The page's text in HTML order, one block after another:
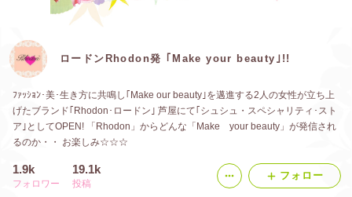
ロードンRhodon発 ｢Make your beauty｣!!
ﾌｧｯｼｮﾝ･美･生き方に共鳴し｢Make our beauty｣を邁進する2人の女性が立ち上
げたブランド｢Rhodon･ロードン｣ 芦屋にて｢シュシュ・スペシャリティ･スト
ア｣としてOPEN! 「Rhodon」からどんな「Make your beauty」が発信され
るのか・・ お楽しみ☆☆☆
1.9k
フォロワー
19.1k
投稿
フォロー